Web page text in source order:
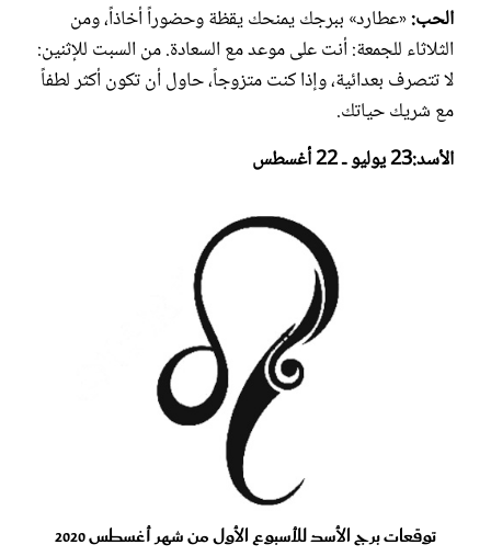
الحب:«عطارد» ببرجك يمنحك يقظة وحضوراً أخاذاً، ومن
الثلاثاء للجمعة: أنت على موعد مع السعادة. من السبت للإثنين:
لا تتصرف بعدائية، وإذا كنت متزوجاً، حاول أن تكون أكثر لطفاً
مع شريك حياتك.
الأسد:23 يوليو ـ 22 أغسطس
توقعات برج الأسد للأسبوع الأول من شهر أغسطس 2020